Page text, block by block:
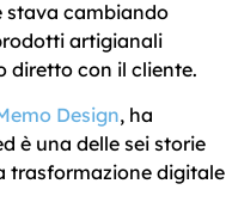
stava cambiando
artigianali
diretto con il cliente.
Design, ha
è una delle sei storie
trasformazione digitale